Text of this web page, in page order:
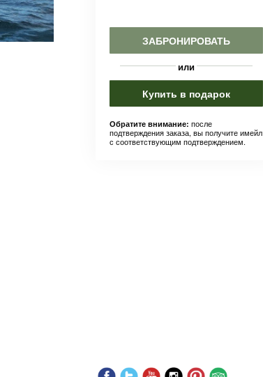
ЗАБРОНИРОВАТЬ
или
Купить в подарок
Обратите внимание: после
подтверждения заказа, вы получите имейл
с соответствующим подтверждением.